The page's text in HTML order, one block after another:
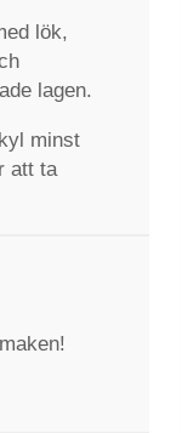
lök,
lagen.
minst
att ta